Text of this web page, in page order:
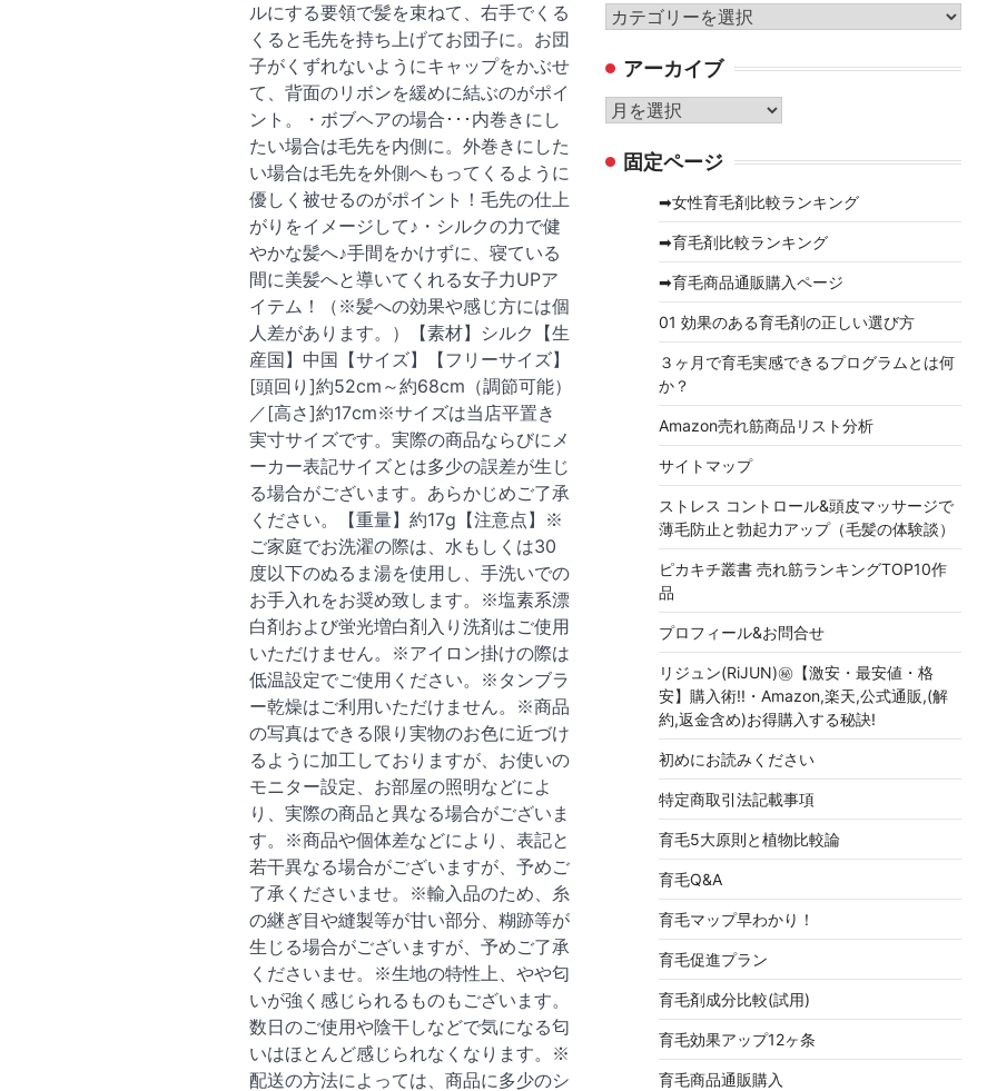
ルにする要領で髪を束ねて、右手でくる
くると毛先を持ち上げてお団子に。お団
子がくずれないようにキャップをかぶせ
て、背面のリボンを緩めに結ぶのがポイ
ント。・ボブヘアの場合･･･内巻きにし
たい場合は毛先を内側に。外巻きにした
い場合は毛先を外側へもってくるように
優しく被せるのがポイント！毛先の仕上
がりをイメージして♪・シルクの力で健
やかな髪へ♪手間をかけずに、寝ている
間に美髪へと導いてくれる女子力UPア
イテム！（※髪への効果や感じ方には個
人差があります。）【素材】シルク【生
産国】中国【サイズ】【フリーサイズ】
[頭回り]約52cm～約68cm（調節可能）
／[高さ]約17cm※サイズは当店平置き
実寸サイズです。実際の商品ならびにメ
ーカー表記サイズとは多少の誤差が生じ
る場合がございます。あらかじめご了承
ください。【重量】約17g【注意点】※
ご家庭でお洗濯の際は、水もしくは30
度以下のぬるま湯を使用し、手洗いでの
お手入れをお奨め致します。※塩素系漂
白剤および蛍光増白剤入り洗剤はご使用
いただけません。※アイロン掛けの際は
低温設定でご使用ください。※タンブラ
ー乾燥はご利用いただけません。※商品
の写真はできる限り実物のお色に近づけ
るように加工しておりますが、お使いの
モニター設定、お部屋の照明などによ
り、実際の商品と異なる場合がございま
す。※商品や個体差などにより、表記と
若干異なる場合がございますが、予めご
了承くださいませ。※輸入品のため、糸
の継ぎ目や縫製等が甘い部分、糊跡等が
生じる場合がございますが、予めご了承
くださいませ。※生地の特性上、やや匂
いが強く感じられるものもございます。
数日のご使用や陰干しなどで気になる匂
いはほとんど感じられなくなります。※
配送の方法によっては、商品に多少のシ
カ
ゴ
リ
ー
アーカイブ
ア
カ 固定ページ
➡女性育毛剤比較ランキング
➡育毛剤比較ランキング
➡育毛商品通販購入ページ
01 効果のある育毛剤の正しい選び方
３ヶ月で育毛実感できるプログラムとは何
か？
Amazon売れ筋商品リスト分析
サイトマップ
ストレス コントロール&頭皮マッサージで
薄毛防止と勃起力アップ（毛髪の体験談）
ピカキチ叢書 売れ筋ランキングTOP10作
品
プロフィール&お問合せ
リジュン(RiJUN)㊙【激安・最安値・格
安】購入術!!・Amazon,楽天,公式通販,(解
約,返金含め)お得購入する秘訣!
初めにお読みください
特定商取引法記載事項
育毛5大原則と植物比較論
育毛Q&A
育毛マップ早わかり！
育毛促進プラン
育毛剤成分比較(試用)
育毛効果アップ12ヶ条
育毛商品通販購入